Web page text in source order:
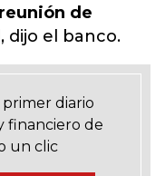
de
, dijo el banco.
diario
financiero de
un clic